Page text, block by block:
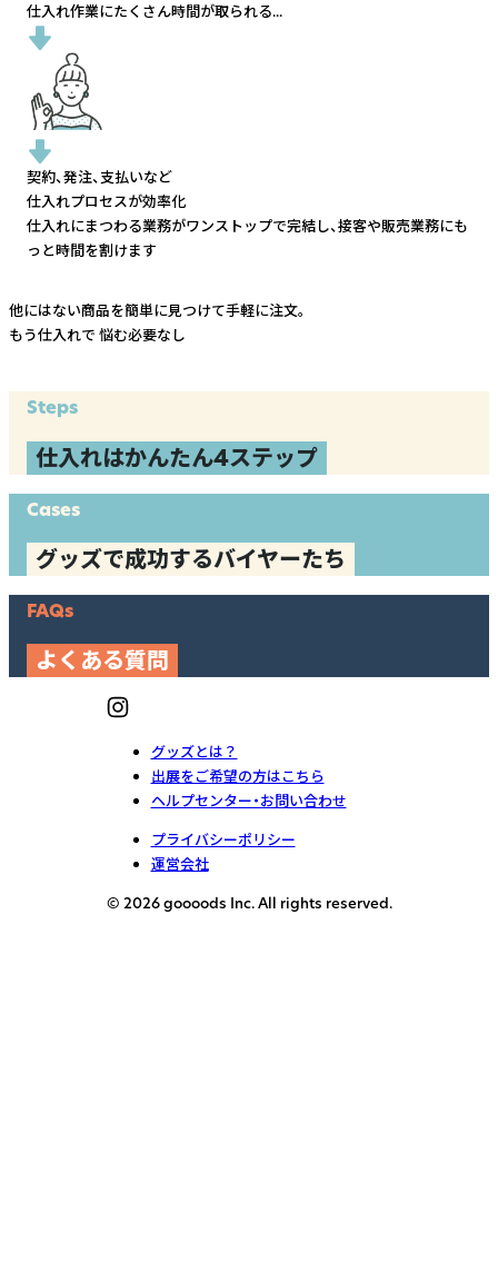
仕入れ作業にたくさん時間が取られる...
契約、発注、支払いなど
仕入れプロセスが効率化
仕入れにまつわる業務がワンストップで完結し、接客や販売業務にも
っと時間を割けます
他にはない商品を簡単に見つけて手軽に注文。
もう仕入れで 悩む必要なし
Steps
仕入れはかんたん4ステップ
Cases
グッズで成功するバイヤーたち
FAQs
よくある質問
グッズとは？
出展をご希望の方はこちら
ヘルプセンター・お問い合わせ
プライバシーポリシー
運営会社
© 2026 goooods Inc. All rights reserved.